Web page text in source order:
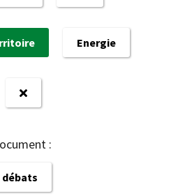
Energie
: